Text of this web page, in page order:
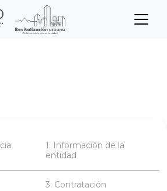
de
1. Información de la
entidad
3. Contratación